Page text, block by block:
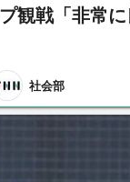
観戦「非常
社会部